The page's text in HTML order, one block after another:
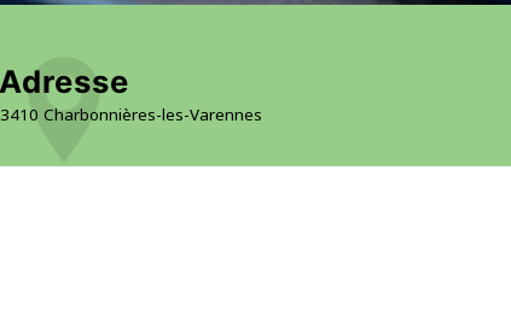
Adresse
Charbonnières-les-Varennes